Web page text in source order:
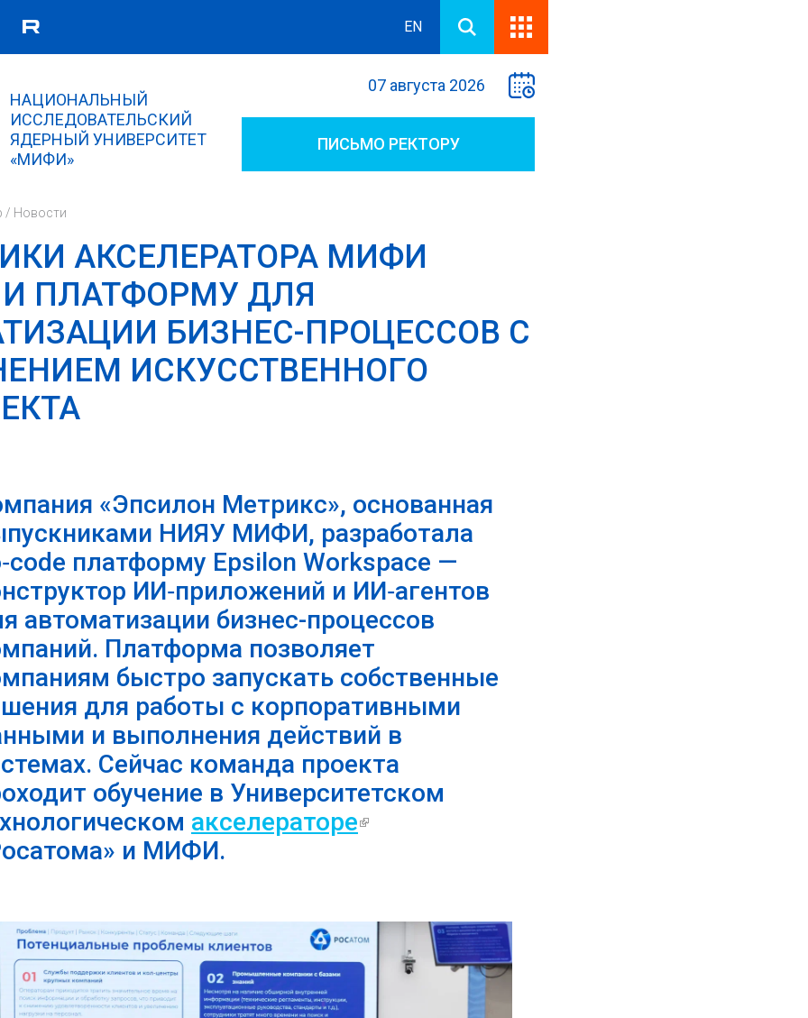
Форма поиска
EN
НАЦИОНАЛЬНЫЙ
ИССЛЕДОВАТЕЛЬСКИЙ
ЯДЕРНЫЙ УНИВЕРСИТЕТ
«МИФИ»
07 августа 2026
ПИСЬМО РЕКТОРУ
/ Новости
АКСЕЛЕРАТОРА МИФИ
ПЛАТФОРМУ ДЛЯ
БИЗНЕС-ПРОЦЕССОВ С
ИСКУССТВЕННОГО
«Эпсилон Метрикс», основанная
НИЯУ МИФИ, разработала
платформу Epsilon Workspace —
ИИ‑приложений и ИИ‑агентов
автоматизации бизнес-процессов
Платформа позволяет
быстро запускать собственные
для работы с корпоративными
и выполнения действий в
Сейчас команда проекта
обучение в Университетском
акселераторе(внешняя
и МИФИ.